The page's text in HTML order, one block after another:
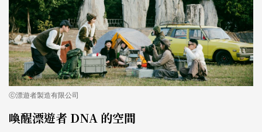
ⓒ漂遊者製造有限公司
喚醒漂遊者 DNA 的空間